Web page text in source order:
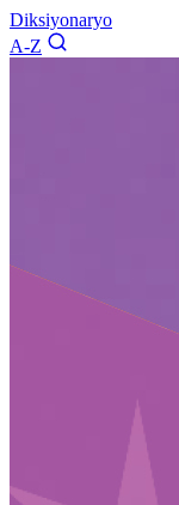
Diksiyonaryo
A-Z